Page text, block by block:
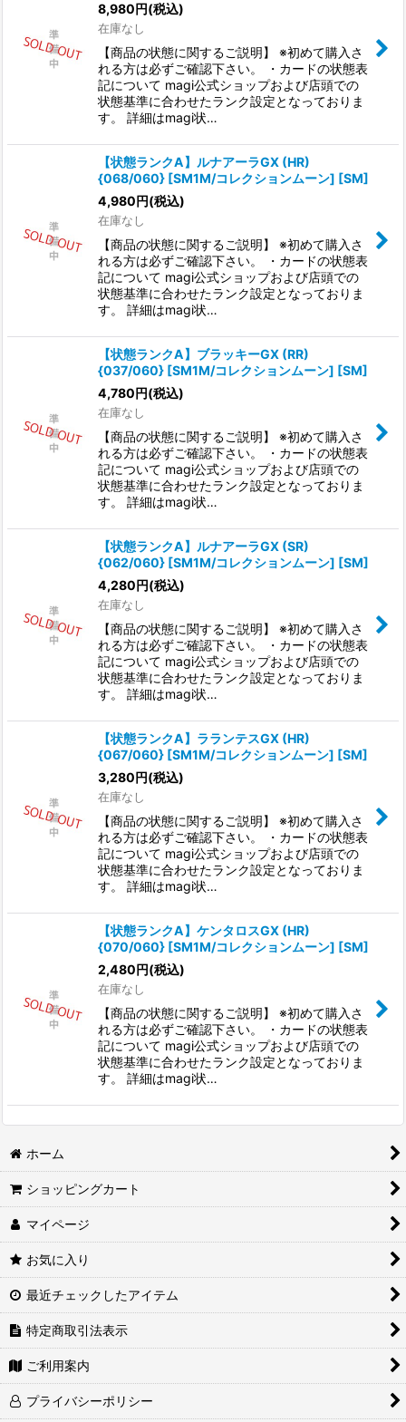
8,980円(税込)
在庫なし
【商品の状態に関するご説明】 ※初めて購入さ
れる方は必ずご確認下さい。 ・カードの状態表
記について magi公式ショップおよび店頭での
状態基準に合わせたランク設定となっておりま
す。 詳細はmagi状…
【状態ランクA】ルナアーラGX (HR)
{068/060} [SM1M/コレクションムーン] [SM]
4,980円(税込)
在庫なし
【商品の状態に関するご説明】 ※初めて購入さ
れる方は必ずご確認下さい。 ・カードの状態表
記について magi公式ショップおよび店頭での
状態基準に合わせたランク設定となっておりま
す。 詳細はmagi状…
【状態ランクA】ブラッキーGX (RR)
{037/060} [SM1M/コレクションムーン] [SM]
4,780円(税込)
在庫なし
【商品の状態に関するご説明】 ※初めて購入さ
れる方は必ずご確認下さい。 ・カードの状態表
記について magi公式ショップおよび店頭での
状態基準に合わせたランク設定となっておりま
す。 詳細はmagi状…
【状態ランクA】ルナアーラGX (SR)
{062/060} [SM1M/コレクションムーン] [SM]
4,280円(税込)
在庫なし
【商品の状態に関するご説明】 ※初めて購入さ
れる方は必ずご確認下さい。 ・カードの状態表
記について magi公式ショップおよび店頭での
状態基準に合わせたランク設定となっておりま
す。 詳細はmagi状…
【状態ランクA】ラランテスGX (HR)
{067/060} [SM1M/コレクションムーン] [SM]
3,280円(税込)
在庫なし
【商品の状態に関するご説明】 ※初めて購入さ
れる方は必ずご確認下さい。 ・カードの状態表
記について magi公式ショップおよび店頭での
状態基準に合わせたランク設定となっておりま
す。 詳細はmagi状…
【状態ランクA】ケンタロスGX (HR)
{070/060} [SM1M/コレクションムーン] [SM]
2,480円(税込)
在庫なし
【商品の状態に関するご説明】 ※初めて購入さ
れる方は必ずご確認下さい。 ・カードの状態表
記について magi公式ショップおよび店頭での
状態基準に合わせたランク設定となっておりま
す。 詳細はmagi状…
ホーム
ショッピングカート
マイページ
お気に入り
最近チェックしたアイテム
特定商取引法表示
ご利用案内
プライバシーポリシー